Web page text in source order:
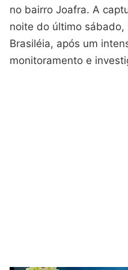
no bairro Joafra. A
noite do último sábado,
Brasiléia, após um
monitoramento e